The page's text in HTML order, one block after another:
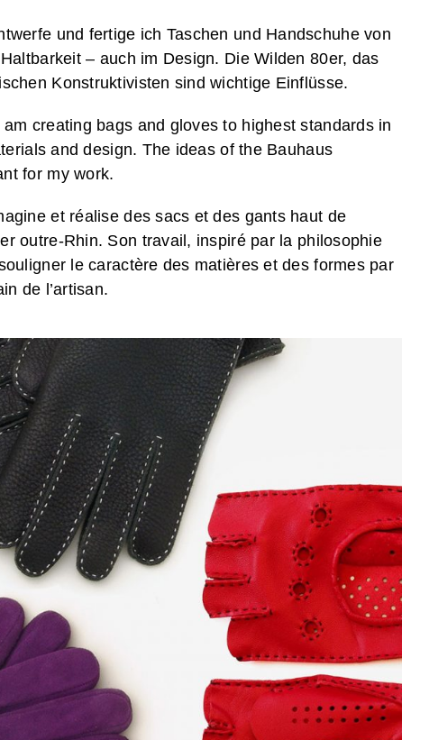
und fertige ich Taschen und Handschuhe von
– auch im Design. Die Wilden 80er, das
Konstruktivisten sind wichtige Einflüsse.
creating bags and gloves to highest standards in
and design. The ideas of the Bauhaus
for my work.
et réalise des sacs et des gants haut de
outre-Rhin. Son travail, inspiré par la philosophie
le caractère des matières et des formes par
de l’artisan.